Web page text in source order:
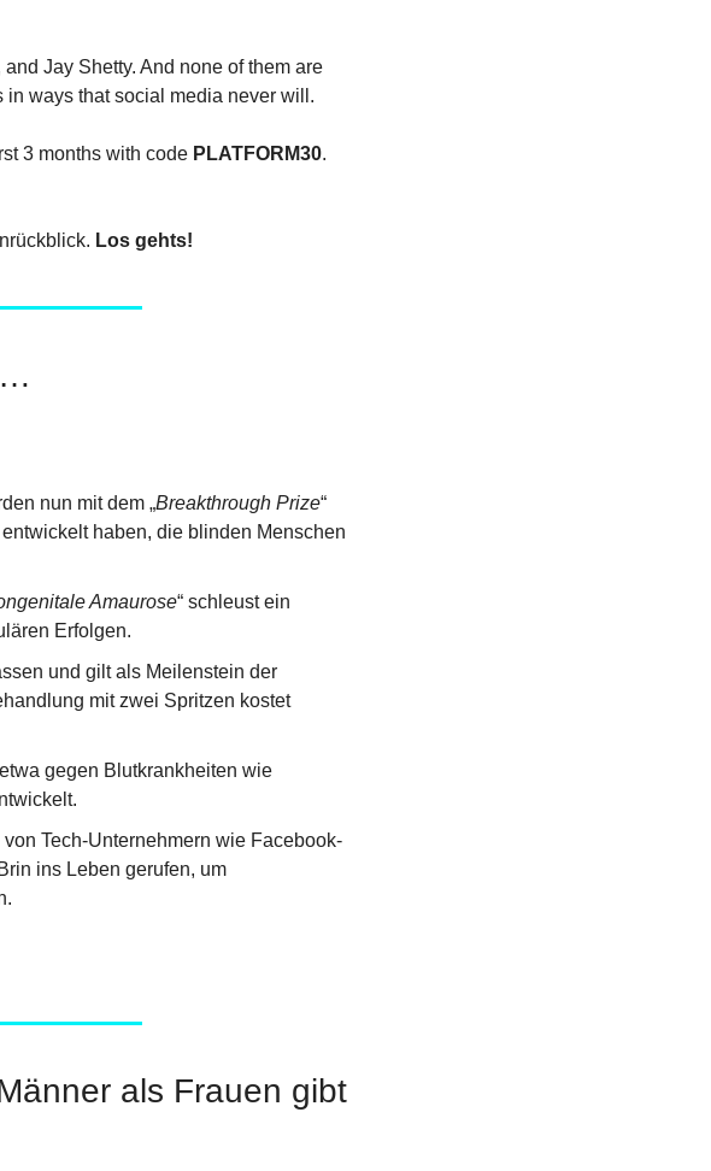
Jay Shetty. And none of them are
ways that social media never will.
3 months with code PLATFORM30
Los gehts!
nun mit dem „Breakthrough Prize“
haben, die blinden Menschen
Amaurose“ schleust ein
Erfolgen.
und gilt als Meilenstein der
mit zwei Spritzen kostet
Tech-Unternehmern wie Facebook-
ins Leben gerufen, um
als Frauen gibt